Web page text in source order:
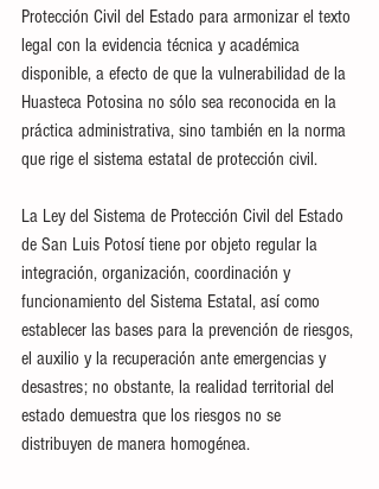
Protección Civil del Estado para armonizar el texto
legal con la evidencia técnica y académica
disponible, a efecto de que la vulnerabilidad de la
Huasteca Potosina no sólo sea reconocida en la
práctica administrativa, sino también en la norma
que rige el sistema estatal de protección civil.
La Ley del Sistema de Protección Civil del Estado
de San Luis Potosí tiene por objeto regular la
integración, organización, coordinación y
funcionamiento del Sistema Estatal, así como
establecer las bases para la prevención de riesgos,
el auxilio y la recuperación ante emergencias y
desastres; no obstante, la realidad territorial del
estado demuestra que los riesgos no se
distribuyen de manera homogénea.